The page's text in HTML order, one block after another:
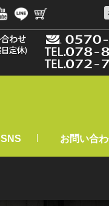
SNS | お問い合